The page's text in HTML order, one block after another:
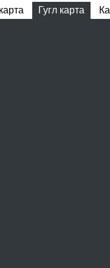
Гугл карта